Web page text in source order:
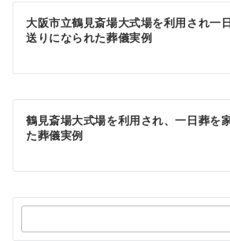
投
稿
ナ
ビ
ゲ
ー
シ
ョ
ン
大阪市立鶴見斎場大式場を利用され一
送りになられた葬儀実例
鶴見斎場大式場を利用され、一日葬を
た葬儀実例
索：